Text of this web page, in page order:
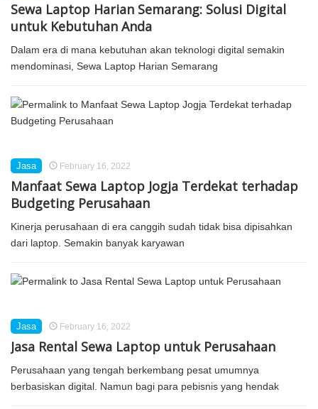
Sewa Laptop Harian Semarang: Solusi Digital
untuk Kebutuhan Anda
Dalam era di mana kebutuhan akan teknologi digital semakin
mendominasi, Sewa Laptop Harian Semarang
Jasa February 16, 2022
Manfaat Sewa Laptop Jogja Terdekat terhadap
Budgeting Perusahaan
Kinerja perusahaan di era canggih sudah tidak bisa dipisahkan
dari laptop. Semakin banyak karyawan
Jasa February 16, 2022
Jasa Rental Sewa Laptop untuk Perusahaan
Perusahaan yang tengah berkembang pesat umumnya
berbasiskan digital. Namun bagi para pebisnis yang hendak